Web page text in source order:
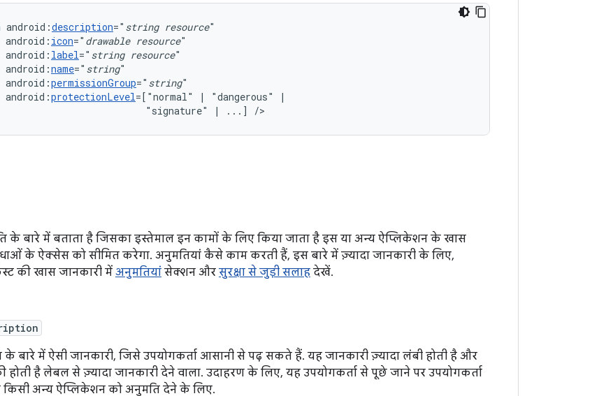
android:description=" string resource
android: icon=" drawable resource
android: label=" string resource
android:name=" string
android:permissionGroup=" string
android:protectionLevel=["normal" | "dangerous"
"signature"
| ...] />
के बारे में बताता है जिसका इस्तेमाल इन कामों के लिए किया जाता है इस या अन्य ऐप्लिकेशन के खास
के ऐक्सेस को सीमित करेगा. अनुमतियां कैसे काम करती हैं, इस बारे में ज़्यादा जानकारी के लिए,
की खास जानकारी में अनुमतियां सेक्शन और सुरक्षा से जुड़ी सलाह देखें.
बारे में ऐसी जानकारी, जिसे उपयोगकर्ता आसानी से पढ़ सकते हैं. यह जानकारी ज़्यादा लंबी होती है और
होती है लेबल से ज़्यादा जानकारी देने वाला. उदाहरण के लिए, यह उपयोगकर्ता से पूछे जाने पर उपयोगकर्ता
किसी अन्य ऐप्लिकेशन को अनुमति देने के लिए.